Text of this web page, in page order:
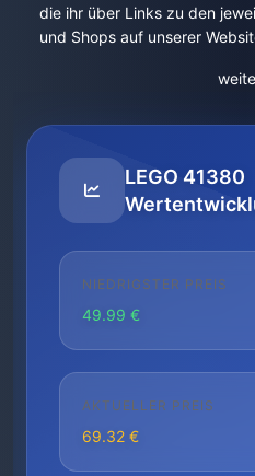
die ihr über Links zu den
und Shops auf unserer
LEGO 41380
NIEDRIGSTER PREIS
49.99 €
AKTUELLER PREIS
69.32 €